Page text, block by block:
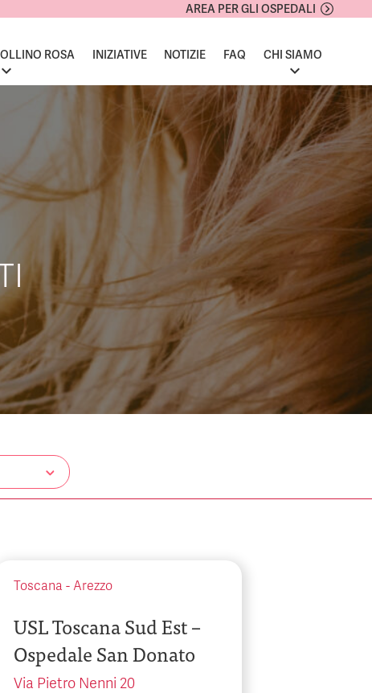
AREA PER GLI OSPEDALI
ROSA INIZIATIVE NOTIZIE FAQ CHI SIAMO
Toscana - Arezzo
USL Toscana Sud Est –
Ospedale San Donato
Via Pietro Nenni 20